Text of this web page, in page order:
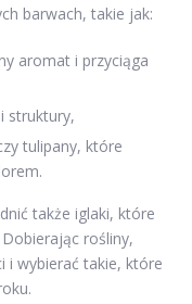
barwach, takie jak:
aromat i przyciąga
struktury,
tulipany, które
także iglaki, które
rośliny,
i wybierać takie, które